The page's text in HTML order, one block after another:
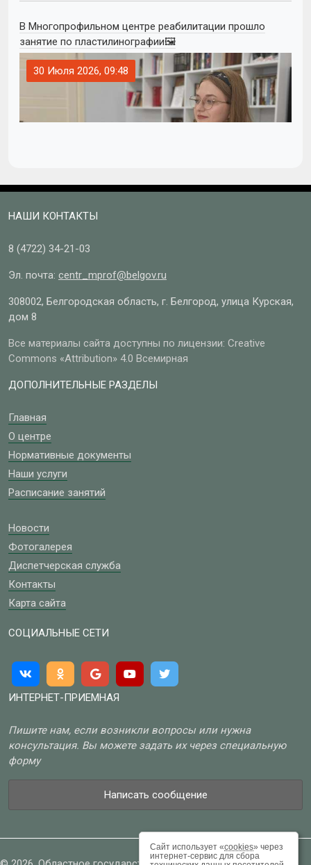
В Многопрофильном центре реабилитации прошло
занятие по пластилинографии🖼
30 Июля 2026, 09:48
НАШИ КОНТАКТЫ
8 (4722) 34-21-03
Эл. почта: centr_mprof@belgov.ru
308002, Белгородская область, г. Белгород, улица Курская,
дом 8
Все материалы сайта доступны по лицензии: Creative
Commons «Attribution» 4.0 Всемирная
ДОПОЛНИТЕЛЬНЫЕ РАЗДЕЛЫ
Главная
О центре
Нормативные документы
Наши услуги
Расписание занятий
Новости
Фотогалерея
Диспетчерская служба
Контакты
Карта сайта
СОЦИАЛЬНЫЕ СЕТИ
ИНТЕРНЕТ-ПРИЕМНАЯ
Пишите нам, если возникли вопросы или нужна
консультация. Вы можете задать их через специальную
форму
Написать сообщение
Сайт использует «cookies» через
интернет-сервис для сбора